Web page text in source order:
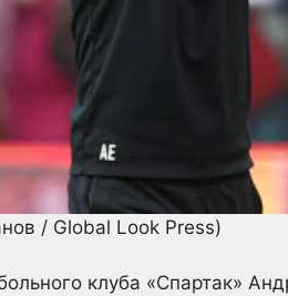
/ Global Look Press)
клуба «Спартак»